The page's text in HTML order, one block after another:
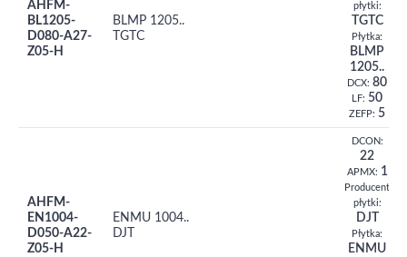
AHFM-
BL1205-
D080-A27-
Z05-H
BLMP 1205..
TGTC
płytki:
TGTC
Płytka:
BLMP
1205..
DCX: 80
LF: 50
ZEFP: 5
AHFM-
EN1004-
D050-A22-
Z05-H
ENMU 1004..
DJT
DCON:
22
APMX: 1
Producent
płytki:
DJT
Płytka:
ENMU